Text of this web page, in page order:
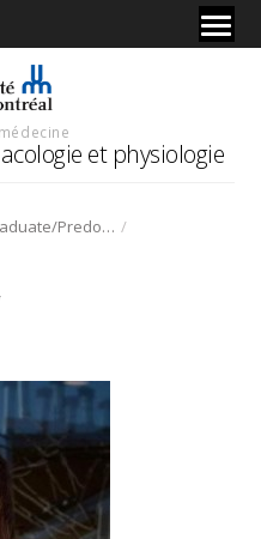
et physiologie
Concours Graduate/Predoctoral Poster Awards Competition – Marc-Olivier Boily /